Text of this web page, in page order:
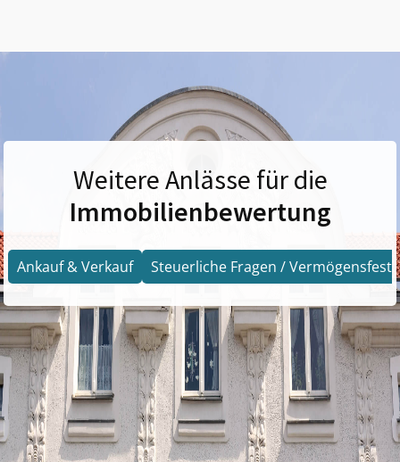
Weitere Anlässe für die
Immobilienbewertung
Ankauf & Verkauf Steuerliche Fragen /